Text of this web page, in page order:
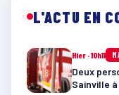
L'ACTU EN
Hier · 10h11
Deux
Sainville